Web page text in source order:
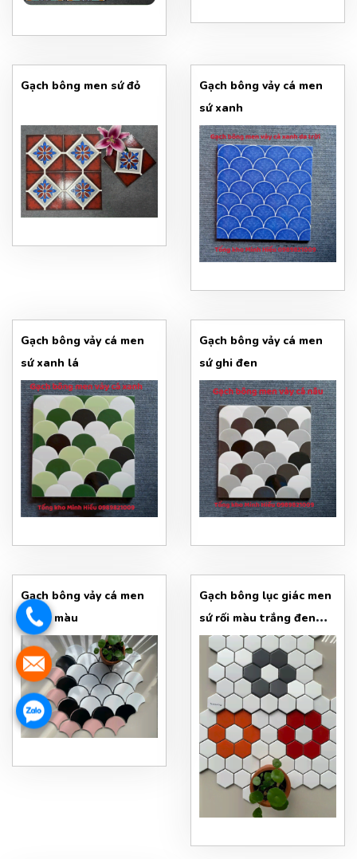
Gạch bông men sứ đỏ
Gạch bông vảy cá men
sứ xanh
Gạch bông vảy cá men
sứ xanh lá
Gạch bông vảy cá men
sứ ghi đen
Gạch bông vảy cá men
sứ rối màu
Gạch bông lục giác men
sứ rối màu trắng đen
vàng đỏ